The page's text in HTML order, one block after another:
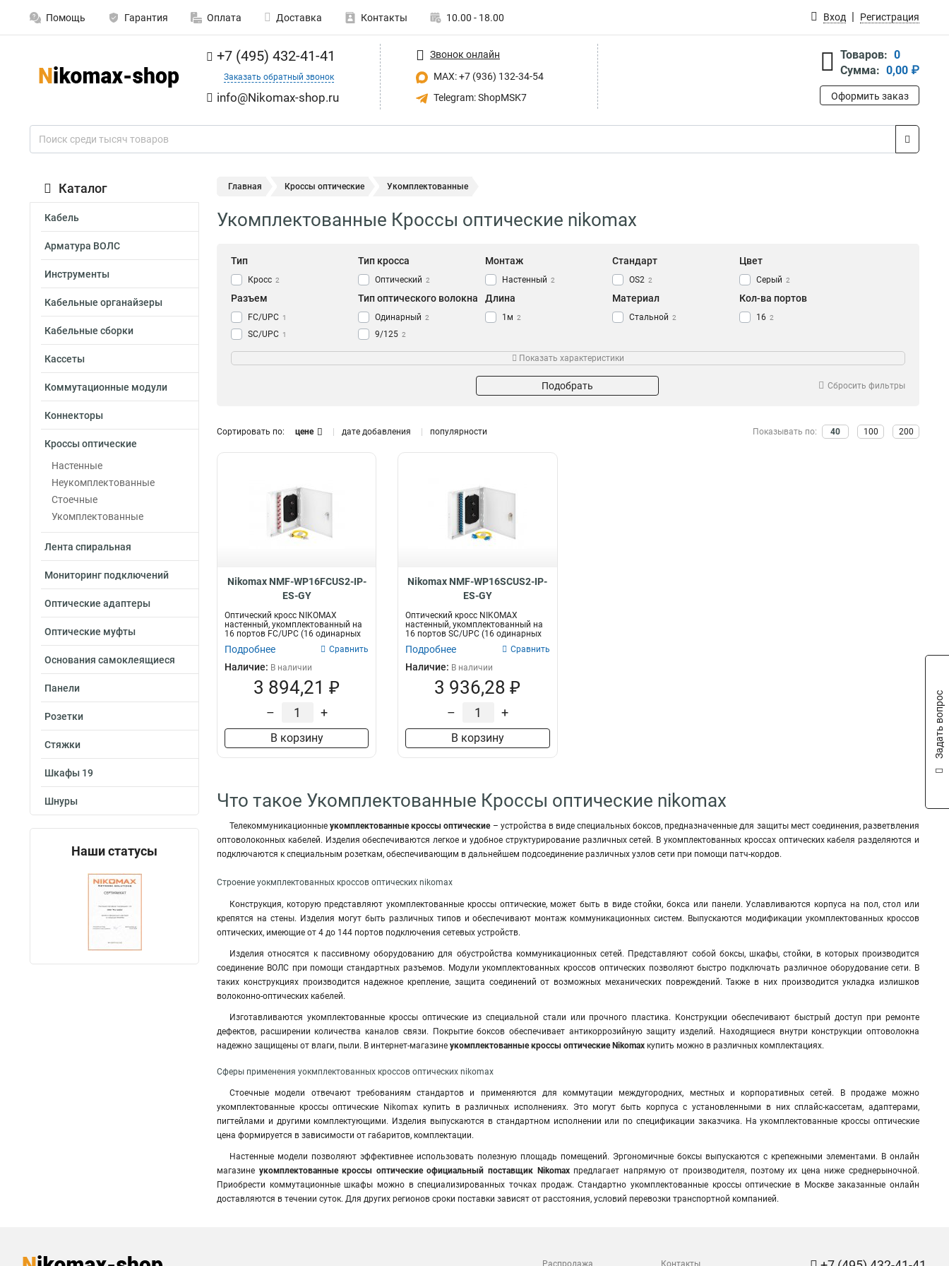
Помощь Гарантия Оплата Доставка Контакты 10.00 - 18.00 Вход Регистрация
+7 (495) 432-41-41
Заказать обратный звонок
info@Nikomax-shop.ru
Звонок онлайн
MAX: +7 (936) 132-34-54
Telegram: ShopMSK7
Товаров: 0
Сумма: 0,00 ₽
Оформить заказ
Каталог
Кабель
Арматура ВОЛС
Инструменты
Кабельные органайзеры
Кабельные сборки
Кассеты
Коммутационные модули
Коннекторы
Кроссы оптические
Настенные
Неукомплектованные
Стоечные
Укомплектованные
Лента спиральная
Мониторинг подключений
Оптические адаптеры
Оптические муфты
Основания самоклеящиеся
Панели
Розетки
Стяжки
Шкафы 19
Шнуры
Наши статусы
Главная Кроссы оптические Укомплектованные
Укомплектованные Кроссы оптические nikomax
Тип
Кросс 2
Тип кросса
Оптический 2
Монтаж
Настенный 2
Стандарт
OS2 2
Цвет
Серый 2
Разъем
FC/UPC 1
SC/UPC 1
Тип оптического волокна
Одинарный 2
9/125 2
Длина
1м 2
Материал
Стальной 2
Кол-ва портов
16 2
Показать характеристики
Подобрать Сбросить фильтры
Сортировать по: цене дате добавления популярности Показывать по: 40 100 200
Nikomax NMF-WP16FCUS2-IP-
ES-GY
Оптический кросс NIKOMAX
настенный, укомплектованный на
16 портов FC/UPC (16 одинарных
Подробнее Сравнить
Наличие: В наличии
3 894,21 ₽
– +
В корзину
Nikomax NMF-WP16SCUS2-IP-
ES-GY
Оптический кросс NIKOMAX
настенный, укомплектованный на
16 портов SC/UPC (16 одинарных
Подробнее Сравнить
Наличие: В наличии
3 936,28 ₽
– +
В корзину
Что такое Укомплектованные Кроссы оптические nikomax
Телекоммуникационныеукомплектованные кроссы оптические– устройства в виде специальных боксов, предназначенные для защиты мест соединения, разветвления
оптоволоконных кабелей. Изделия обеспечиваются легкое и удобное структурирование различных сетей. В укомплектованных кроссах оптических кабеля разделяются и
подключаются к специальным розеткам, обеспечивающим в дальнейшем подсоединение различных узлов сети при помощи патч-кордов.
Строение уокмплектованных кроссов оптических nikomax
Конструкция, которую представляют укомплектованные кроссы оптические, может быть в виде стойки, бокса или панели. Уславливаются корпуса на пол, стол или
крепятся на стены. Изделия могут быть различных типов и обеспечивают монтаж коммуникационных систем. Выпускаются модификации укомплектованных кроссов
оптических, имеющие от 4 до 144 портов подключения сетевых устройств.
Изделия относятся к пассивному оборудованию для обустройства коммуникационных сетей. Представляют собой боксы, шкафы, стойки, в которых производится
соединение ВОЛС при помощи стандартных разъемов. Модули укомплектованных кроссов оптических позволяют быстро подключать различное оборудование сети. В
таких конструкциях производится надежное крепление, защита соединений от возможных механических повреждений. Также в них производится укладка излишков
волоконно-оптических кабелей.
Изготавливаются укомплектованные кроссы оптические из специальной стали или прочного пластика. Конструкции обеспечивают быстрый доступ при ремонте
дефектов, расширении количества каналов связи. Покрытие боксов обеспечивает антикоррозийную защиту изделий. Находящиеся внутри конструкции оптоволокна
надежно защищены от влаги, пыли. В интернет-магазине укомплектованные кроссы оптические Nikomax купить можно в различных комплектациях.
Сферы применения уокмплектованных кроссов оптических nikomax
Стоечные модели отвечают требованиям стандартов и применяются для коммутации междугородних, местных и корпоративных сетей. В продаже можно
укомплектованные кроссы оптические Nikomax купить в различных исполнениях. Это могут быть корпуса с установленными в них сплайс-кассетам, адаптерами,
пигтейлами и другими комплектующими. Изделия выпускаются в стандартном исполнении или по спецификации заказчика. На укомплектованные кроссы оптические
цена формируется в зависимости от габаритов, комплектации.
Настенные модели позволяют эффективнее использовать полезную площадь помещений. Эргономичные боксы выпускаются с крепежными элементами. В онлайн
магазине укомплектованные кроссы оптические официальный поставщик Nikomaxпредлагает напрямую от производителя, поэтому их цена ниже среднерыночной.
Приобрести коммутационные шкафы можно в специализированных точках продаж. Стандартно укомплектованные кроссы оптические в Москве заказанные онлайн
доставляются в течении суток. Для других регионов сроки поставки зависят от расстояния, условий перевозки транспортной компанией.
Распродажа Контакты
Задать вопрос